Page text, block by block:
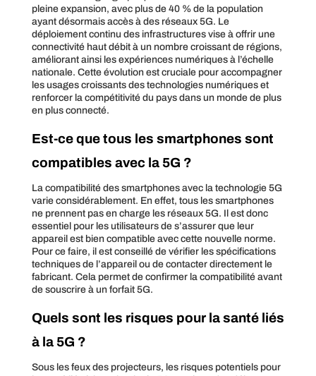
pleine expansion, avec plus de 40 % de la population
ayant désormais accès à des réseaux 5G. Le
déploiement continu des infrastructures vise à offrir une
connectivité haut débit à un nombre croissant de régions,
améliorant ainsi les expériences numériques à l’échelle
nationale. Cette évolution est cruciale pour accompagner
les usages croissants des technologies numériques et
renforcer la compétitivité du pays dans un monde de plus
en plus connecté.
Est-ce que tous les smartphones sont
compatibles avec la 5G ?
La compatibilité des smartphones avec la technologie 5G
varie considérablement. En effet, tous les smartphones
ne prennent pas en charge les réseaux 5G. Il est donc
essentiel pour les utilisateurs de s’assurer que leur
appareil est bien compatible avec cette nouvelle norme.
Pour ce faire, il est conseillé de vérifier les spécifications
techniques de l’appareil ou de contacter directement le
fabricant. Cela permet de confirmer la compatibilité avant
de souscrire à un forfait 5G.
Quels sont les risques pour la santé liés
à la 5G ?
Sous les feux des projecteurs, les risques potentiels pour